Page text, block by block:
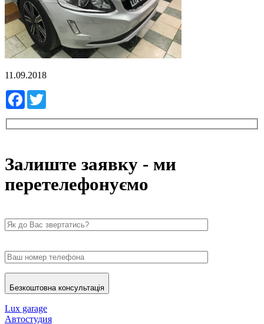
11.09.2018
Facebook
Залиште заявку - ми
перетелефонуємо
Безкоштовна консультація
Lux garage
Автостудия